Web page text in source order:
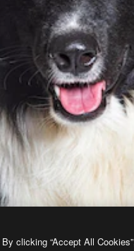
By clicking “Accept All